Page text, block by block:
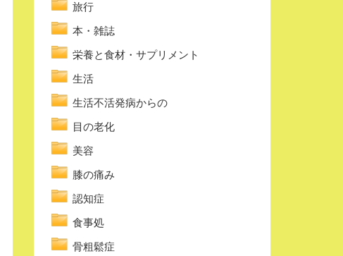
旅行
本・雑誌
栄養と食材・サプリメント
生活
生活不活発病からの
目の老化
美容
膝の痛み
認知症
食事処
骨粗鬆症